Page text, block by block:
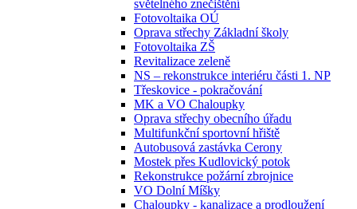
světelného znečištění
Fotovoltaika OÚ
Oprava střechy Základní školy
Fotovoltaika ZŠ
Revitalizace zeleně
NS – rekonstrukce interiéru části 1. NP
Třeskovice - pokračování
MK a VO Chaloupky
Oprava střechy obecního úřadu
Multifunkční sportovní hřiště
Autobusová zastávka Cerony
Mostek přes Kudlovický potok
Rekonstrukce požární zbrojnice
VO Dolní Míšky
Chaloupky - kanalizace a prodloužení